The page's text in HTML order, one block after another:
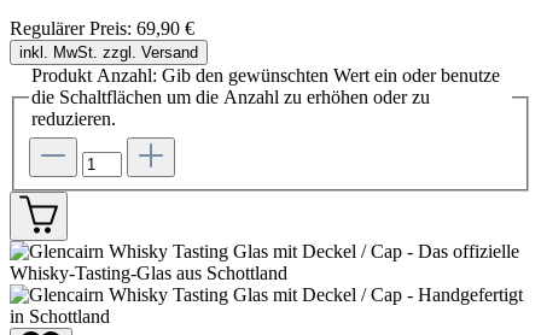
Regulärer Preis: 69,90 €
inkl. MwSt. zzgl. Versand
Produkt Anzahl: Gib den gewünschten Wert ein oder benutze
die Schaltflächen um die Anzahl zu erhöhen oder zu
reduzieren.